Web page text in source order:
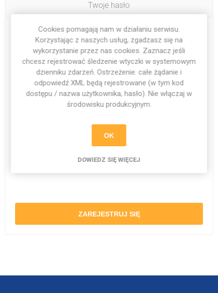
Twoje hasło
Hasło:
Potwierdzenie nowego hasła:
ZAREJESTRUJ SIĘ
Cookies pomagają nam w działaniu serwisu.
Korzystając z naszych usług, zgadzasz się na
wykorzystanie przez nas cookies. Zaznacz jeśli
chcesz rejestrować śledzenie wtyczki w systemowym
dzienniku zdarzeń. Ostrzeżenie: całe żądanie i
odpowiedź XML będą rejestrowane (w tym kod
dostępu / nazwa użytkownika, hasło). Nie włączaj w
środowisku produkcyjnym.
OK
DOWIEDZ SIĘ WIĘCEJ